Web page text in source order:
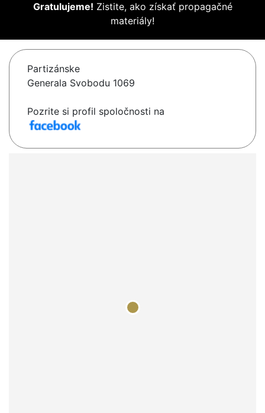
Gratulujeme! Zistite, ako získať propagačné
materiály!
Partizánske
Generala Svobodu 1069
Pozrite si profil spoločnosti na